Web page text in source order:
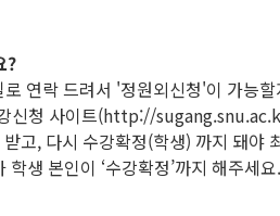
?
연락 드려서 '정원외신청'이 가능
청 사이트(http://
고, 다시 수강확정(학생) 까지 돼야
생 본인이 ‘수강확정’까지 해주세요.